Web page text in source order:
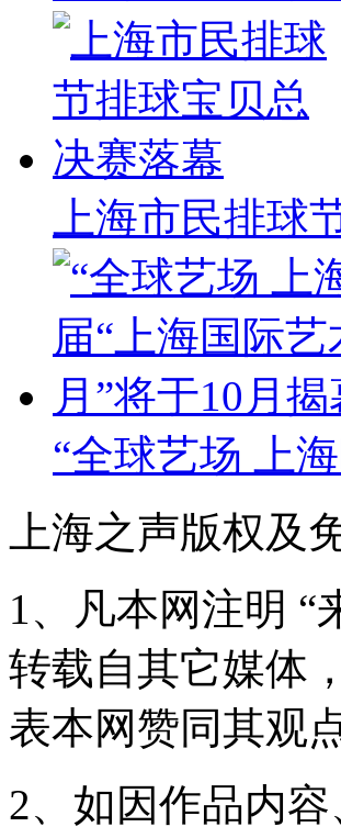
上海市民排球
“全球艺场 上
上海之声版权及
1、凡本网注明
转载自其它媒体
表本网赞同其观
2、如因作品内